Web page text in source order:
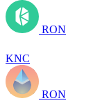
RON
KNC
RON